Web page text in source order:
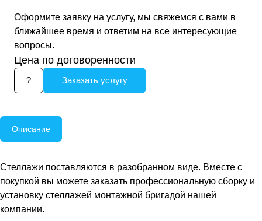
Оформите заявку на услугу, мы свяжемся с вами в
ближайшее время и ответим на все интересующие
вопросы.
Цена по договоренности
? Заказать услугу
Описание
Стеллажи поставляются в разобранном виде. Вместе с
покупкой вы можете заказать профессиональную сборку и
установку стеллажей монтажной бригадой нашей
компании.